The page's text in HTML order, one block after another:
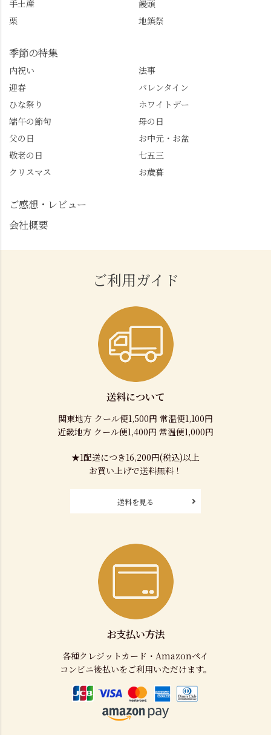
手土産
饅頭
栗
地鎮祭
季節の特集
内祝い
法事
迎春
バレンタイン
ひな祭り
ホワイトデー
端午の節句
母の日
父の日
お中元・お盆
敬老の日
七五三
クリスマス
お歳暮
ご感想・レビュー
会社概要
ご利用ガイド
送料について
関東地方 クール便1,500円 常温便1,100円
近畿地方 クール便1,400円 常温便1,000円
★1配送につき16,200円(税込)以上
お買い上げで送料無料！
送料を見る
お支払い方法
各種クレジットカード・Amazonペイ
コンビニ後払いをご利用いただけます。